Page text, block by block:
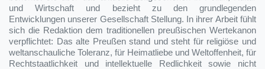
und Wirtschaft und bezieht zu den grundlegenden
Entwicklungen unserer Gesellschaft Stellung. In ihrer Arbeit fühlt
sich die Redaktion dem traditionellen preußischen Wertekanon
verpflichtet: Das alte Preußen stand und steht für religiöse und
weltanschauliche Toleranz, für Heimatliebe und Weltoffenheit, für
Rechtstaatlichkeit und intellektuelle Redlichkeit sowie nicht